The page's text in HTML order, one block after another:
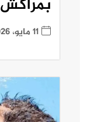
بمراكش
11 مايو، 2026